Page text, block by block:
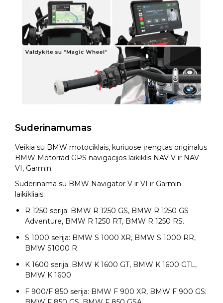
Suderinamumas
Veikia su BMW motociklais, kuriuose įrengtas originalus
BMW Motorrad GPS navigacijos laikiklis NAV V ir NAV
VI, Garmin.
Suderinama su BMW Navigator V ir VI ir Garmin
laikikliais:
R 1250 serija: BMW R 1250 GS, BMW R 1250 GS
Adventure, BMW R 1250 RT, BMW R 1250 RS.
S 1000 serija: BMW S 1000 XR, BMW S 1000 RR,
BMW S1000 R.
K 1600 serija: BMW K 1600 GT, BMW K 1600 GTL,
BMW K 1600
F 900/F 850 serija: BMW F 900 XR, BMW F 900 GS;